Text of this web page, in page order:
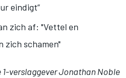
eindigt”
zich af: "Vettel en
zich schamen"
1-verslaggever Jonathan Noble